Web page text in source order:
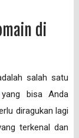
di
salah satu
yang bisa Anda
diragukan lagi
terkenal dan